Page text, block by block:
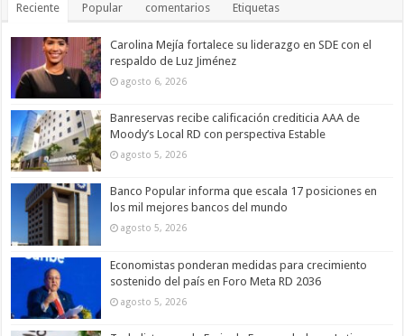
Reciente Popular comentarios Etiquetas
Carolina Mejía fortalece su liderazgo en SDE con el
respaldo de Luz Jiménez
agosto 6, 2026
Banreservas recibe calificación crediticia AAA de
Moody’s Local RD con perspectiva Estable
agosto 5, 2026
Banco Popular informa que escala 17 posiciones en
los mil mejores bancos del mundo
agosto 5, 2026
Economistas ponderan medidas para crecimiento
sostenido del país en Foro Meta RD 2036
agosto 5, 2026